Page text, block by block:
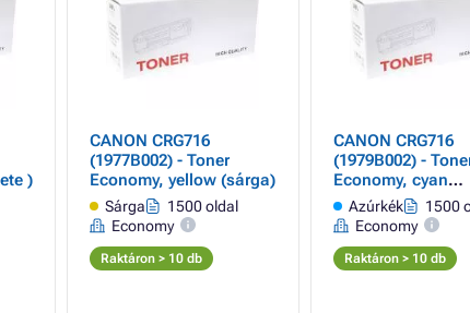
)
CANON CRG716
(1977B002) - Toner
Economy, yellow (sárga)
Sárga
1500 oldal
Economy
Raktáron > 10 db
CANON CRG716
(1979B002) -
Economy, cyan
(azúrkék)
Azúrkék
1500
Economy
Raktáron > 10 db